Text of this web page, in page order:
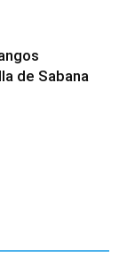
de Sabana